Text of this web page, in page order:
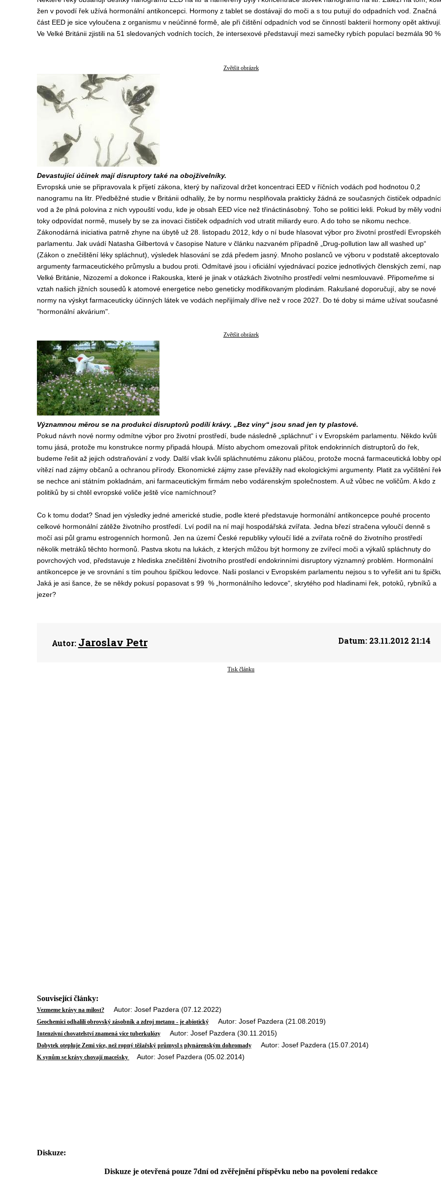
žen v povodí řek užívá hormonální antikoncepci. Hormony z tablet se dostávají do moči a s tou putují do odpadních vod. Značná
část EED je sice vyloučena z organismu v neúčinné formě, ale při čištění odpadních vod se činností bakterií hormony opět aktivují.
Ve Velké Británii zjistili na 51 sledovaných vodních tocích, že intersexové představují mezi samečky rybích populací bezmála 90 %.
Zvětšit obrázek
Devastující účinek mají disruptory také na obojživelníky.
Evropská unie se připravovala k přijetí zákona, který by nařizoval držet koncentraci EED v říčních vodách pod hodnotou 0,2
nanogramu na litr. Předběžné studie v Británii odhalily, že by normu nesplňovala prakticky žádná ze současných čističek
vod a že plná polovina z nich vypouští vodu, kde je obsah EED více než třináctinásobný. Toho se politici lekli. Pokud by měly vodní
toky odpovídat normě, musely by se za inovaci čističek odpadních vod utratit miliardy euro. A do toho se nikomu nechce.
Zákonodárná iniciativa patrně zhyne na úbytě už 28. listopadu 2012, kdy o ní bude hlasovat výbor pro životní prostředí
parlamentu. Jak uvádí Natasha Gilbertová v časopise Nature v článku nazvaném případně „Drug-pollution law all washed up“
(Zákon o znečištění léky spláchnut), výsledek hlasování se zdá předem jasný. Mnoho poslanců ve výboru v podstatě akceptovalo
argumenty farmaceutického průmyslu a budou proti. Odmítavé jsou i oficiální vyjednávací pozice jednotlivých členských zemí,
Velké Británie, Nizozemí a dokonce i Rakouska, které je jinak v otázkách životního prostředí velmi nesmlouvavé. Připomeňme si
vztah našich jižních sousedů k atomové energetice nebo geneticky modifikovaným plodinám. Rakušané doporučují, aby se nové
normy na výskyt farmaceuticky účinných látek ve vodách nepřijímaly dříve než v roce 2027. Do té doby si máme užívat současné
"hormonální akvárium".
Zvětšit obrázek
Významnou měrou se na produkci disruptorů podílí krávy. „Bez viny“ jsou snad jen ty plastové.
Pokud návrh nové normy odmítne výbor pro životní prostředí, bude následně „spláchnut“ i v Evropském parlamentu. Někdo kvůli
tomu jásá, protože mu konstrukce normy připadá hloupá. Místo abychom omezovali přítok endokrinních distruptorů do řek,
budeme řešit až jejich odstraňování z vody. Další však kvůli spláchnutému zákonu pláčou, protože mocná farmaceutická lobby
vítězí nad zájmy občanů a ochranou přírody. Ekonomické zájmy zase převážily nad ekologickými argumenty. Platit za vyčištění
se nechce ani státním pokladnám, ani farmaceutickým firmám nebo vodárenským společnostem. A už vůbec ne voličům. A kdo z
politiků by si chtěl evropské voliče ještě více namíchnout?
Co k tomu dodat? Snad jen výsledky jedné americké studie, podle které představuje hormonální antikoncepce pouhé procento
celkové hormonální zátěže životního prostředí. Lví podíl na ní mají hospodářská zvířata. Jedna březí stračena vyloučí denně s
močí asi půl gramu estrogenních hormonů. Jen na území České republiky vyloučí lidé a zvířata ročně do životního prostředí
několik metráků těchto hormonů. Pastva skotu na lukách, z kterých můžou být hormony ze zvířecí moči a výkalů spláchnuty do
povrchových vod, představuje z hlediska znečištění životního prostředí endokrinními disruptory významný problém. Hormonální
antikoncepce je ve srovnání s tím pouhou špičkou ledovce. Naši poslanci v Evropském parlamentu nejsou s to vyřešit ani tu
Jaká je asi šance, že se někdy pokusí popasovat s 99 % „hormonálního ledovce“, skrytého pod hladinami řek, potoků, rybníků a
jezer?
Autor: Jaroslav Petr Datum:23.11.2012 21:14
Tisk článku
Související články:
Vezmeme krávy na milost?Autor: Josef Pazdera (07.12.2022)
Geochemici odhalili obrovský zásobník a zdroj metanu - je abiotickýAutor: Josef Pazdera (21.08.2019)
Intenzivní chovatelství znamená více tuberkulózyAutor: Josef Pazdera (30.11.2015)
Dobytek otepluje Zemi více, než ropný těžařský průmysl s plynárenským dohromadyAutor: Josef Pazdera (15.07.2014)
K synům se krávy chovají macešsky Autor: Josef Pazdera (05.02.2014)
Diskuze:
Diskuze je otevřená pouze 7dní od zvěřejnění příspěvku nebo na povolení redakce